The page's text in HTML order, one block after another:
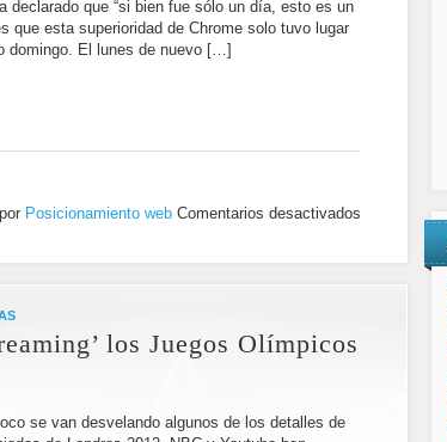
declarado que “si bien fue sólo un día, esto es un
que esta superioridad de Chrome solo tuvo lugar
domingo. El lunes de nuevo […]
Posicionamiento web Comentarios desactivados
los Juegos Olímpicos
se van desvelando algunos de los detalles de